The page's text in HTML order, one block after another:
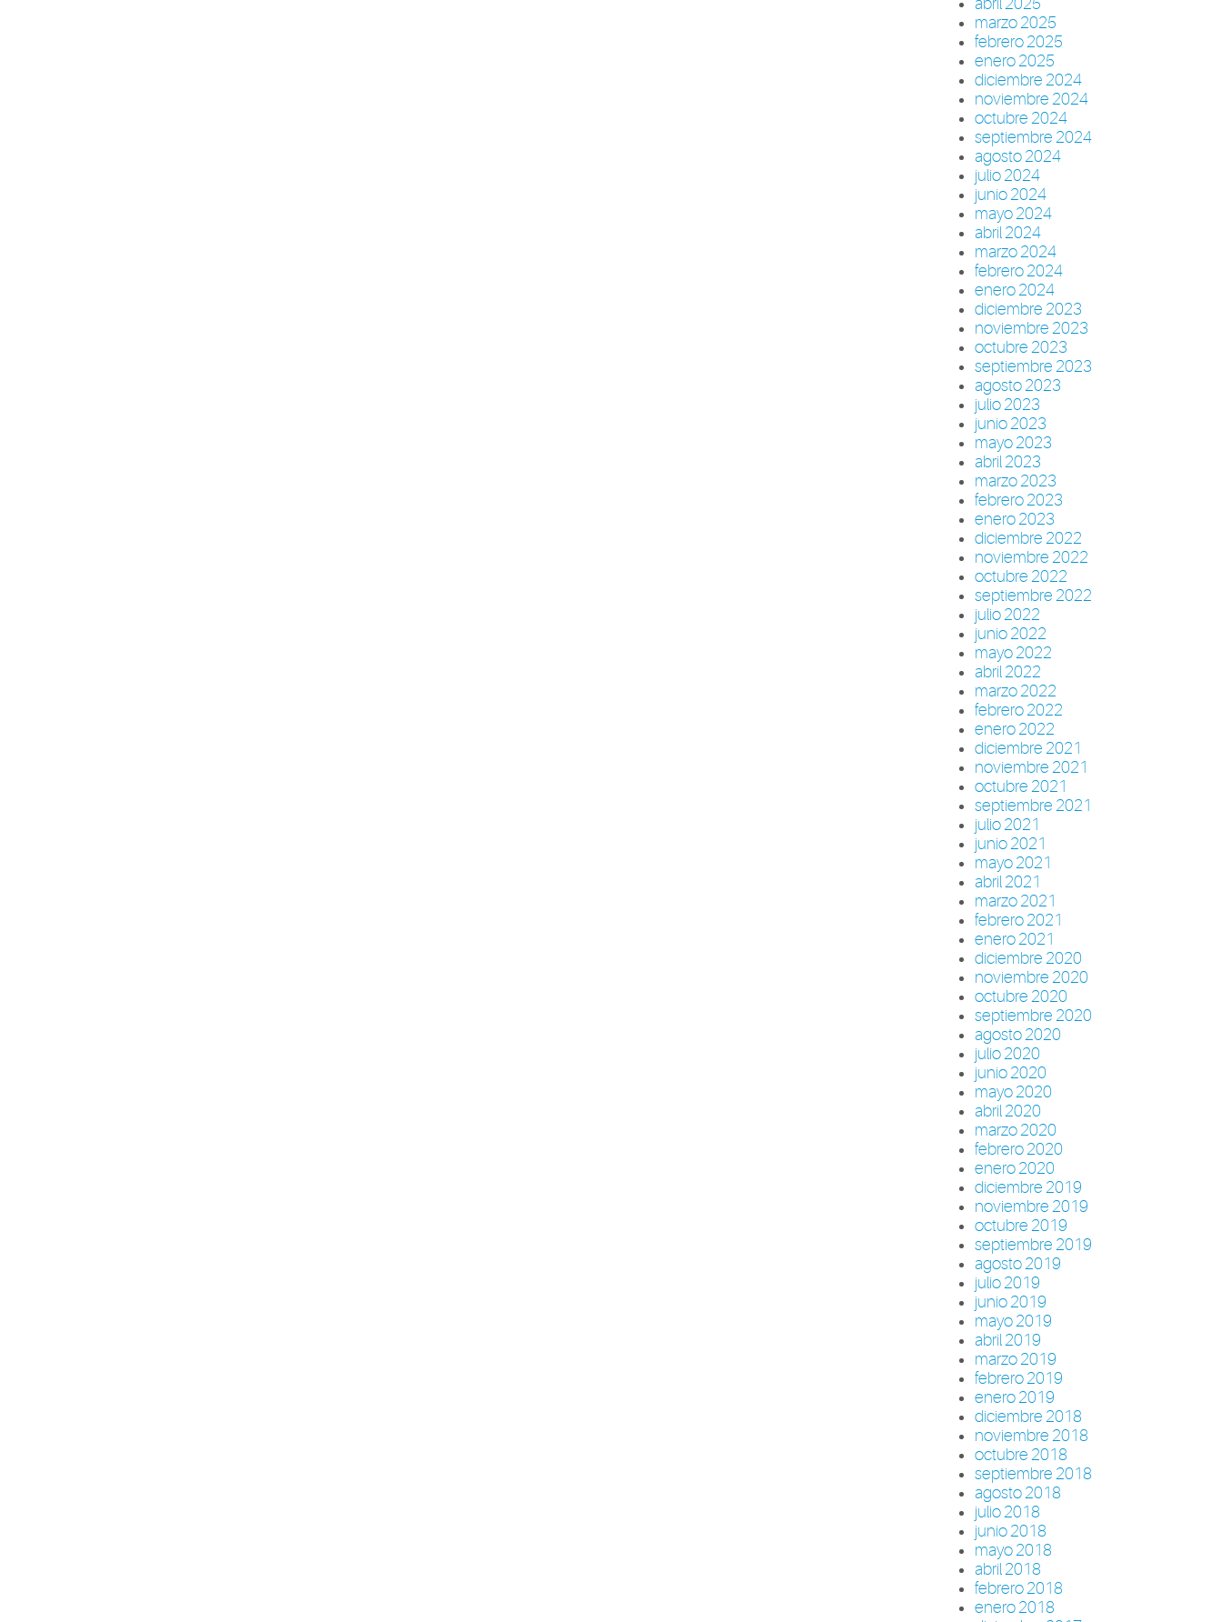
abril 2025
marzo 2025
febrero 2025
enero 2025
diciembre 2024
noviembre 2024
octubre 2024
septiembre 2024
agosto 2024
julio 2024
junio 2024
mayo 2024
abril 2024
marzo 2024
febrero 2024
enero 2024
diciembre 2023
noviembre 2023
octubre 2023
septiembre 2023
agosto 2023
julio 2023
junio 2023
mayo 2023
abril 2023
marzo 2023
febrero 2023
enero 2023
diciembre 2022
noviembre 2022
octubre 2022
septiembre 2022
julio 2022
junio 2022
mayo 2022
abril 2022
marzo 2022
febrero 2022
enero 2022
diciembre 2021
noviembre 2021
octubre 2021
septiembre 2021
julio 2021
junio 2021
mayo 2021
abril 2021
marzo 2021
febrero 2021
enero 2021
diciembre 2020
noviembre 2020
octubre 2020
septiembre 2020
agosto 2020
julio 2020
junio 2020
mayo 2020
abril 2020
marzo 2020
febrero 2020
enero 2020
diciembre 2019
noviembre 2019
octubre 2019
septiembre 2019
agosto 2019
julio 2019
junio 2019
mayo 2019
abril 2019
marzo 2019
febrero 2019
enero 2019
diciembre 2018
noviembre 2018
octubre 2018
septiembre 2018
agosto 2018
julio 2018
junio 2018
mayo 2018
abril 2018
febrero 2018
enero 2018